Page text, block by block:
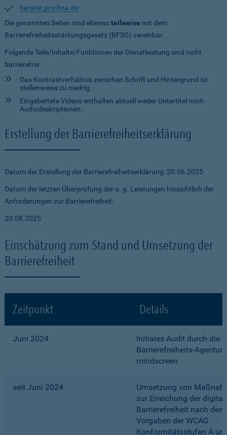
berater.pro-fina.de
Die genannten Seiten sind ebensoteilweise mit dem
Barrierefreiheitsstärkungsgesetz (BFSG) vereinbar.
Folgende Teile/Inhalte/Funktionen der Dienstleistung sind nicht
barrierefrei:
Das Kontrastverhältnis zwischen Schrift und Hintergrund ist
stellenweise zu niedrig.
Eingebettete Videos enthalten aktuell weder Untertitel noch
Audiodeskriptionen.
Erstellung der Barrierefreiheitserklärung
Datum der Erstellung der Barrierefreiheitserklärung: 20.06.2025
Datum der letzten Überprüfung der o. g. Leistungen hinsichtlich der
Anforderungen zur Barrierefreiheit:
20.08.2025
Einschätzung zum Stand und Umsetzung der
Barrierefreiheit
Zeitpunkt Details
Juni 2024
Initiales Audit durch die
Barrierefreiheits-Agentur
mindscreen
seit Juni 2024
Umsetzung von
zur Erreichung der
Barrierefreiheit nach den
Vorgaben der WCAG
Konformitätsstufen A